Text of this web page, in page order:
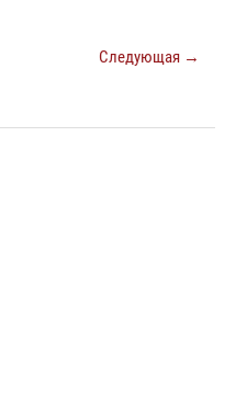
Следующая →